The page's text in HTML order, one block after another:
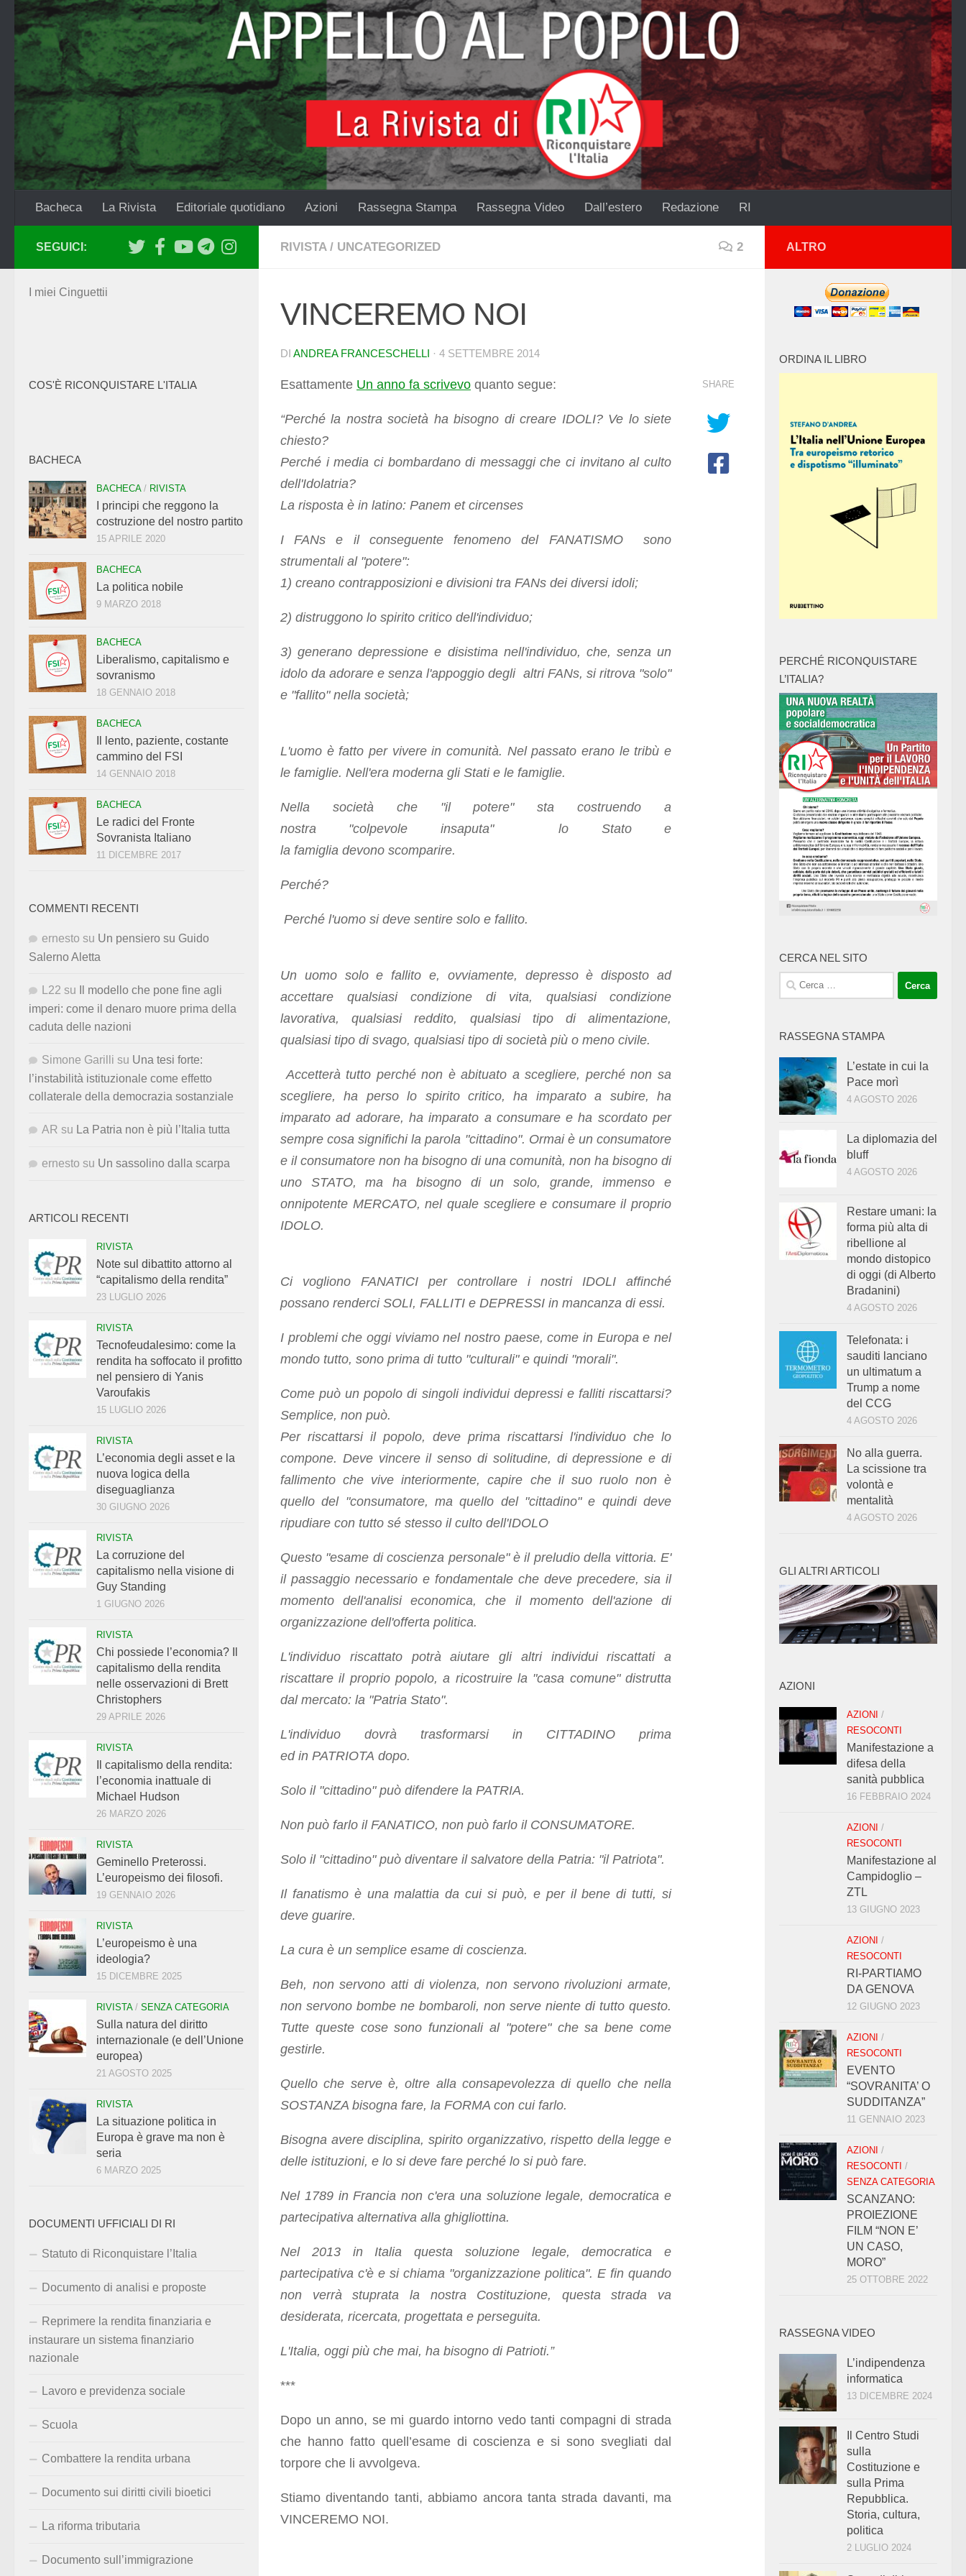
Salta al contenuto
Bacheca La Rivista Editoriale quotidiano Azioni Rassegna Stampa Rassegna Video Dall’estero Redazione RI
RIVISTA / UNCATEGORIZED 2
VINCEREMO NOI
DI ANDREA FRANCESCHELLI · 4 SETTEMBRE 2014
Esattamente Un anno fa scrivevo quanto segue:
“Perché la nostra società ha bisogno di creare IDOLI? Ve lo siete
chiesto?
Perché i media ci bombardano di messaggi che ci invitano al culto
dell'Idolatria?
La risposta è in latino: Panem et circenses
I FANs e il conseguente fenomeno del FANATISMO sono
strumentali al "potere":
1) creano contrapposizioni e divisioni tra FANs dei diversi idoli;
2) distruggono lo spirito critico dell'individuo;
3) generano depressione e disistima nell'individuo, che, senza un
idolo da adorare e senza l'appoggio degli altri FANs, si ritrova "solo"
e "fallito" nella società;
L'uomo è fatto per vivere in comunità. Nel passato erano le tribù e
le famiglie. Nell'era moderna gli Stati e le famiglie.
Nella società che "il potere" sta costruendo a
nostra "colpevole insaputa" lo Stato e
la famiglia devono scomparire.
Perché?
Perché l'uomo si deve sentire solo e fallito.
Un uomo solo e fallito e, ovviamente, depresso è disposto ad
accettare qualsiasi condizione di vita, qualsiasi condizione
lavorativa, qualsiasi reddito, qualsiasi tipo di alimentazione,
qualsiasi tipo di svago, qualsiasi tipo di società più o meno civile.
Accetterà tutto perché non è abituato a scegliere, perché non sa
scegliere, ha perso lo spirito critico, ha imparato a subire, ha
imparato ad adorare, ha imparato a consumare e ha scordato per
sempre cosa significhi la parola "cittadino". Ormai è un consumatore
e il consumatore non ha bisogno di una comunità, non ha bisogno di
uno STATO, ma ha bisogno di un solo, grande, immenso e
onnipotente MERCATO, nel quale scegliere e consumare il proprio
IDOLO.
Ci vogliono FANATICI per controllare i nostri IDOLI affinché
possano renderci SOLI, FALLITI e DEPRESSI in mancanza di essi.
I problemi che oggi viviamo nel nostro paese, come in Europa e nel
mondo tutto, sono prima di tutto "culturali" e quindi "morali".
Come può un popolo di singoli individui depressi e falliti riscattarsi?
Semplice, non può.
Per riscattarsi il popolo, deve prima riscattarsi l'individuo che lo
compone. Deve vincere il senso di solitudine, di depressione e di
fallimento che vive interiormente, capire che il suo ruolo non è
quello del "consumatore, ma quello del "cittadino" e quindi deve
ripudiare con tutto sé stesso il culto dell'IDOLO
Questo "esame di coscienza personale"è il preludio della vittoria. E'
il passaggio necessario e fondamentale che deve precedere, sia il
momento dell'analisi economica, che il momento dell'azione di
organizzazione dell'offerta politica.
L'individuo riscattato potrà aiutare gli altri individui riscattati a
riscattare il proprio popolo, a ricostruire la "casa comune" distrutta
dal mercato: la "Patria Stato".
L'individuo dovrà trasformarsi in CITTADINO prima
ed in PATRIOTA dopo.
Solo il "cittadino" può difendere la PATRIA.
Non può farlo il FANATICO, non può farlo il CONSUMATORE.
Solo il "cittadino" può diventare il salvatore della Patria: "il Patriota".
Il fanatismo è una malattia da cui si può, e per il bene di tutti, si
deve guarire.
La cura è un semplice esame di coscienza.
Beh, non servono atti di violenza, non servono rivoluzioni armate,
non servono bombe ne bombaroli, non serve niente di tutto questo.
Tutte queste cose sono funzionali al "potere" che sa bene come
gestirle.
Quello che serve è, oltre alla consapevolezza di quello che nella
SOSTANZA bisogna fare, la FORMA con cui farlo.
Bisogna avere disciplina, spirito organizzativo, rispetto della legge e
delle istituzioni, e lo si deve fare perché lo si può fare.
Nel 1789 in Francia non c'era una soluzione legale, democratica e
partecipativa alternativa alla ghigliottina.
Nel 2013 in Italia questa soluzione legale, democratica e
partecipativa c'è e si chiama "organizzazione politica". E fin quando
non verrà stuprata la nostra Costituzione, questa strada va
desiderata, ricercata, progettata e perseguita.
L'Italia, oggi più che mai, ha bisogno di Patrioti.”
***
Dopo un anno, se mi guardo intorno vedo tanti compagni di strada
che hanno fatto quell’esame di coscienza e si sono svegliati dal
torpore che li avvolgeva.
Stiamo diventando tanti, abbiamo ancora tanta strada davanti, ma
VINCEREMO NOI.
SHARE
SEGUICI:
I miei Cinguettii
COS'È RICONQUISTARE L'ITALIA
BACHECA
BACHECA/ RIVISTA
I principi che reggono la
costruzione del nostro partito
15 APRILE 2020
BACHECA
La politica nobile
9 MARZO 2018
BACHECA
Liberalismo, capitalismo e
sovranismo
18 GENNAIO 2018
BACHECA
Il lento, paziente, costante
cammino del FSI
14 GENNAIO 2018
BACHECA
Le radici del Fronte
Sovranista Italiano
11 DICEMBRE 2017
COMMENTI RECENTI
ernesto su Un pensiero su Guido
Salerno Aletta
L22 su
Il modello che pone fine agli
imperi: come il denaro muore prima della
caduta delle nazioni
Simone Garilli su Una tesi forte:
l’instabilità istituzionale come effetto
collaterale della democrazia sostanziale
AR su La Patria non è più l’Italia tutta
ernesto su Un sassolino dalla scarpa
ARTICOLI RECENTI
RIVISTA
Note sul dibattito attorno al
“capitalismo della rendita”
23 LUGLIO 2026
RIVISTA
Tecnofeudalesimo: come la
rendita ha soffocato il profitto
nel pensiero di Yanis
Varoufakis
15 LUGLIO 2026
RIVISTA
L’economia degli asset e la
nuova logica della
diseguaglianza
30 GIUGNO 2026
RIVISTA
La corruzione del
capitalismo nella visione di
Guy Standing
1 GIUGNO 2026
RIVISTA
Chi possiede l’economia? Il
capitalismo della rendita
nelle osservazioni di Brett
Christophers
29 APRILE 2026
RIVISTA
Il capitalismo della rendita:
l’economia inattuale di
Michael Hudson
26 MARZO 2026
RIVISTA
Geminello Preterossi.
L’europeismo dei filosofi.
19 GENNAIO 2026
RIVISTA
L’europeismo è una
ideologia?
15 DICEMBRE 2025
RIVISTA/ SENZA CATEGORIA
Sulla natura del diritto
internazionale (e dell’Unione
europea)
21 AGOSTO 2025
RIVISTA
La situazione politica in
Europa è grave ma non è
seria
6 MARZO 2025
DOCUMENTI UFFICIALI DI RI
Statuto di Riconquistare l’Italia
Documento di analisi e proposte
Reprimere la rendita finanziaria e
instaurare un sistema finanziario
nazionale
Lavoro e previdenza sociale
Scuola
Combattere la rendita urbana
Documento sui diritti civili bioetici
La riforma tributaria
Documento sull’immigrazione
ALTRO
ORDINA IL LIBRO
PERCHÉ RICONQUISTARE
L’ITALIA?
CERCA NEL SITO
Ricerca
per:
RASSEGNA STAMPA
L’estate in cui la
Pace morì
4 AGOSTO 2026
La diplomazia del
bluff
4 AGOSTO 2026
Restare umani: la
forma più alta di
ribellione al
mondo distopico
di oggi (di Alberto
Bradanini)
4 AGOSTO 2026
Telefonata: i
sauditi lanciano
un ultimatum a
Trump a nome
del CCG
4 AGOSTO 2026
No alla guerra.
La scissione tra
volontà e
mentalità
4 AGOSTO 2026
GLI ALTRI ARTICOLI
AZIONI
AZIONI /
RESOCONTI
Manifestazione a
difesa della
sanità pubblica
16 FEBBRAIO 2024
AZIONI /
RESOCONTI
Manifestazione al
Campidoglio –
ZTL
13 GIUGNO 2023
AZIONI /
RESOCONTI
RI-PARTIAMO
DA GENOVA
12 GIUGNO 2023
AZIONI /
RESOCONTI
EVENTO
“SOVRANITA’ O
SUDDITANZA”
11 GENNAIO 2023
AZIONI /
RESOCONTI /
SENZA CATEGORIA
SCANZANO:
PROIEZIONE
FILM “NON E’
UN CASO,
MORO”
25 OTTOBRE 2022
RASSEGNA VIDEO
L’indipendenza
informatica
13 DICEMBRE 2024
Il Centro Studi
sulla
Costituzione e
sulla Prima
Repubblica.
Storia, cultura,
politica
2 LUGLIO 2024